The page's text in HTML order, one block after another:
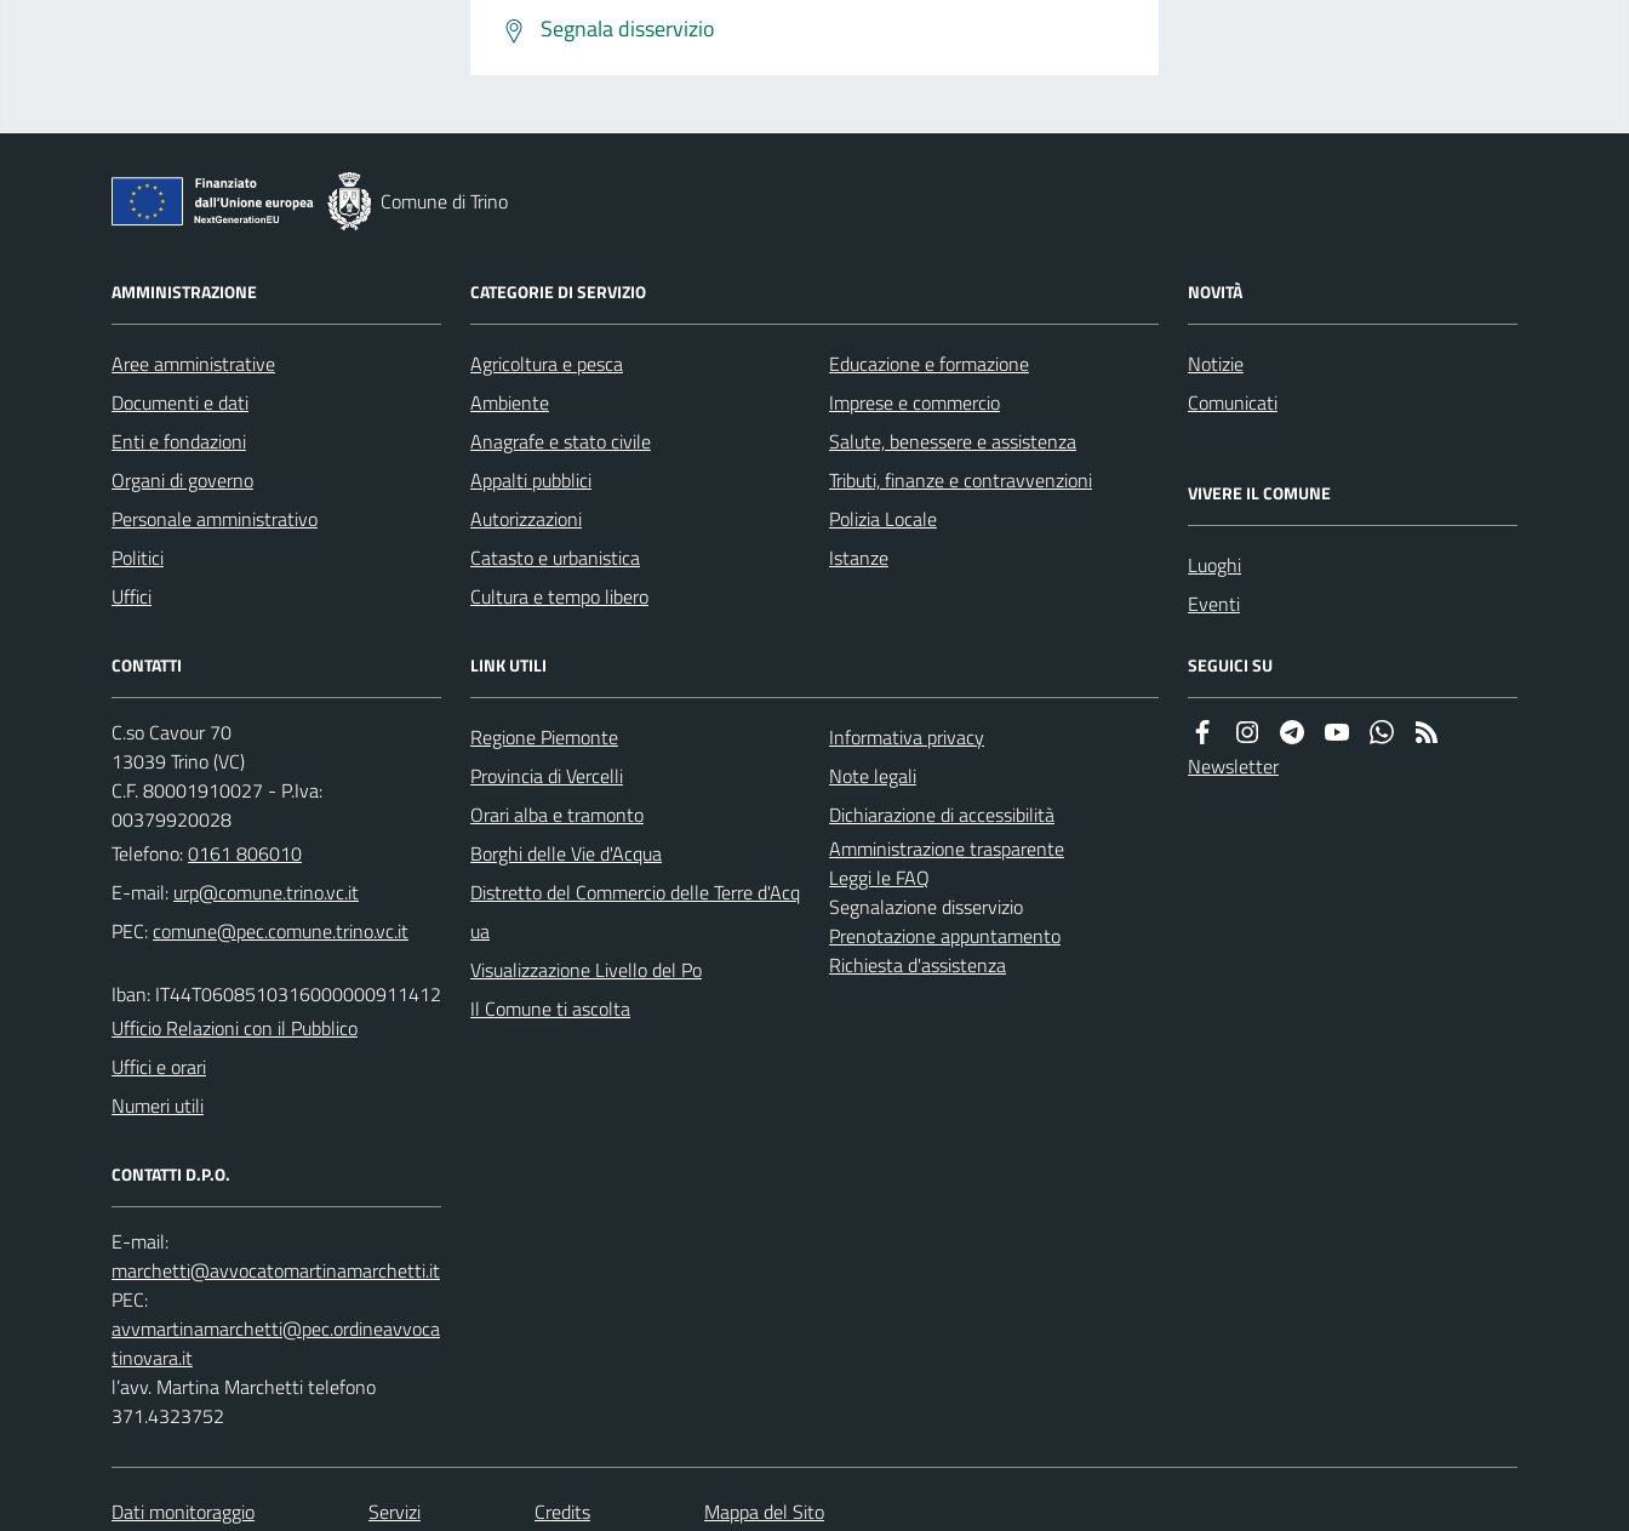
Segnala disservizio
Comune di Trino
AMMINISTRAZIONE
Aree amministrative
Documenti e dati
Enti e fondazioni
Organi di governo
Personale amministrativo
Politici
Uffici
CATEGORIE DI SERVIZIO
Agricoltura e pesca
Ambiente
Anagrafe e stato civile
Appalti pubblici
Autorizzazioni
Catasto e urbanistica
Cultura e tempo libero
Educazione e formazione
Imprese e commercio
Salute, benessere e assistenza
Tributi, finanze e contravvenzioni
Polizia Locale
Istanze
NOVITÀ
Notizie
Comunicati
VIVERE IL COMUNE
Luoghi
Eventi
CONTATTI
C.so Cavour 70
13039 Trino (VC)
C.F. 80001910027 - P.Iva:
00379920028
Telefono:0161 806010
E-mail:
PEC:
Iban: IT44T0608510316000000911412
Ufficio Relazioni con il Pubblico
Uffici e orari
Numeri utili
CONTATTI D.P.O.
E-mail:
PEC:
l’avv. Martina Marchetti telefono
371.4323752
LINK UTILI
Regione Piemonte
Provincia di Vercelli
Orari alba e tramonto
Borghi delle Vie d'Acqua
Distretto del Commercio delle Terre d'Acq
ua
Visualizzazione Livello del Po
Il Comune ti ascolta
Informativa privacy
Note legali
Dichiarazione di accessibilità
Amministrazione trasparente
Leggi le FAQ
Segnalazione disservizio
Prenotazione appuntamento
Richiesta d'assistenza
SEGUICI SU
Newsletter
Dati monitoraggio Servizi Credits Mappa del Sito